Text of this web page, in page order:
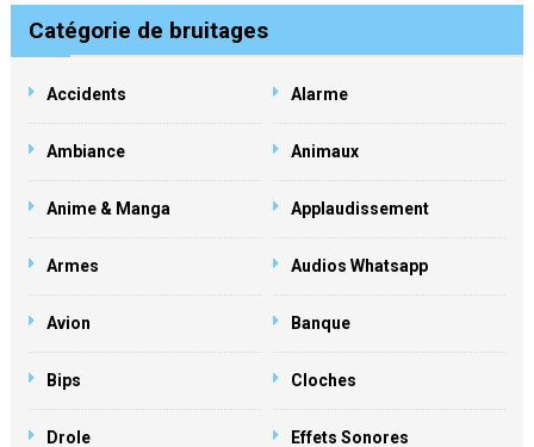
Catégorie de bruitages
Accidents Alarme
Ambiance Animaux
Anime & Manga Applaudissement
Armes Audios Whatsapp
Avion Banque
Bips Cloches
Drole Effets Sonores